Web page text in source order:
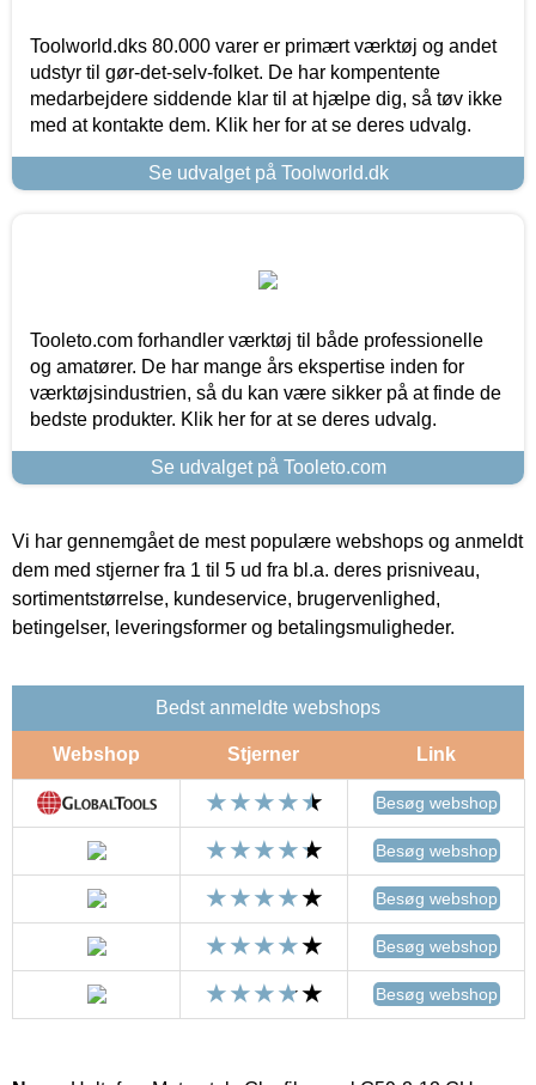
Toolworld.dks 80.000 varer er primært værktøj og andet
udstyr til gør-det-selv-folket. De har kompentente
medarbejdere siddende klar til at hjælpe dig, så tøv ikke
med at kontakte dem. Klik her for at se deres udvalg.
Se udvalget på Toolworld.dk
Tooleto.com forhandler værktøj til både professionelle
og amatører. De har mange års ekspertise inden for
værktøjsindustrien, så du kan være sikker på at finde de
bedste produkter. Klik her for at se deres udvalg.
Se udvalget på Tooleto.com
Vi har gennemgået de mest populære webshops og anmeldt
dem med stjerner fra 1 til 5 ud fra bl.a. deres prisniveau,
sortimentstørrelse, kundeservice, brugervenlighed,
betingelser, leveringsformer og betalingsmuligheder.
Bedst anmeldte webshops
Webshop Stjerner Link
Besøg webshop
Besøg webshop
Besøg webshop
Besøg webshop
Besøg webshop